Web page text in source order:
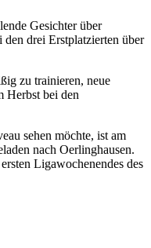
Gesichter über
drei Erstplatzierten über
zu trainieren, neue
Herbst bei den
sehen möchte, ist am
nach Oerlinghausen.
Ligawochenendes des